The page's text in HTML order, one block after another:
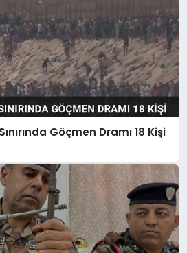
Göçmen Dramı 18 Kişi